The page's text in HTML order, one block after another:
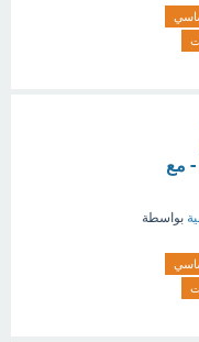
- مع
بواسطة